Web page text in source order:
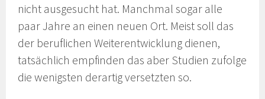
nicht ausgesucht hat. Manchmal sogar alle
paar Jahre an einen neuen Ort. Meist soll das
der beruflichen Weiterentwicklung dienen,
tatsächlich empfinden das aber Studien zufolge
die wenigsten derartig versetzten so.